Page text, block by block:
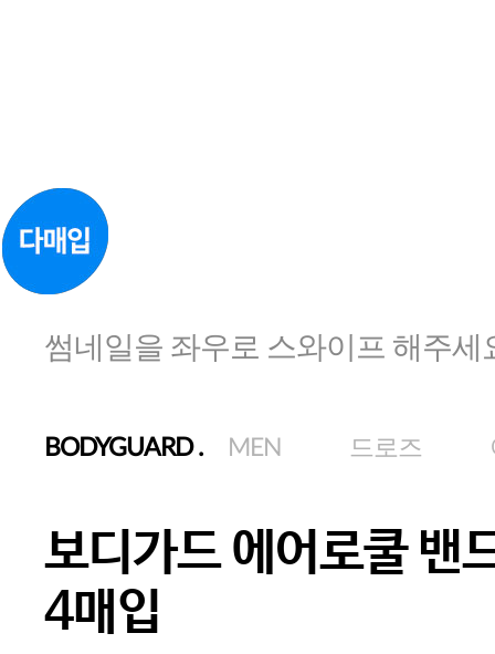
썸네일을 좌우로 스와이프 해주세
BODYGUARD. MEN 드로즈
보디가드 에어로쿨 밴
4매입